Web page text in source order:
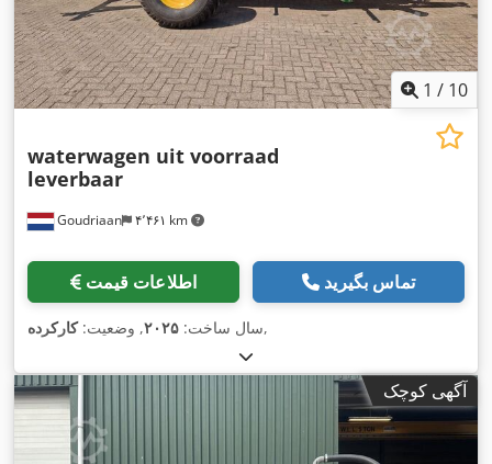
1 / 10
Goudriaan ۴٬۴۶۱ km
waterwagen uit voorraad
leverbaar
اطلاعات قیمت تماس بگیرید
سال ساخت: ۲۰۲۵, وضعیت:کارکرده ,
آگهی کوچک